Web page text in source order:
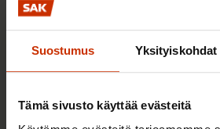
Suostumus Yksityiskohdat
Tämä sivusto käyttää evästeitä